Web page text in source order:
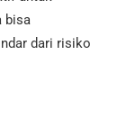
bisa
dari risiko